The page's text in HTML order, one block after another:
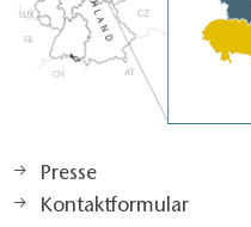
Presse
Kontaktformular